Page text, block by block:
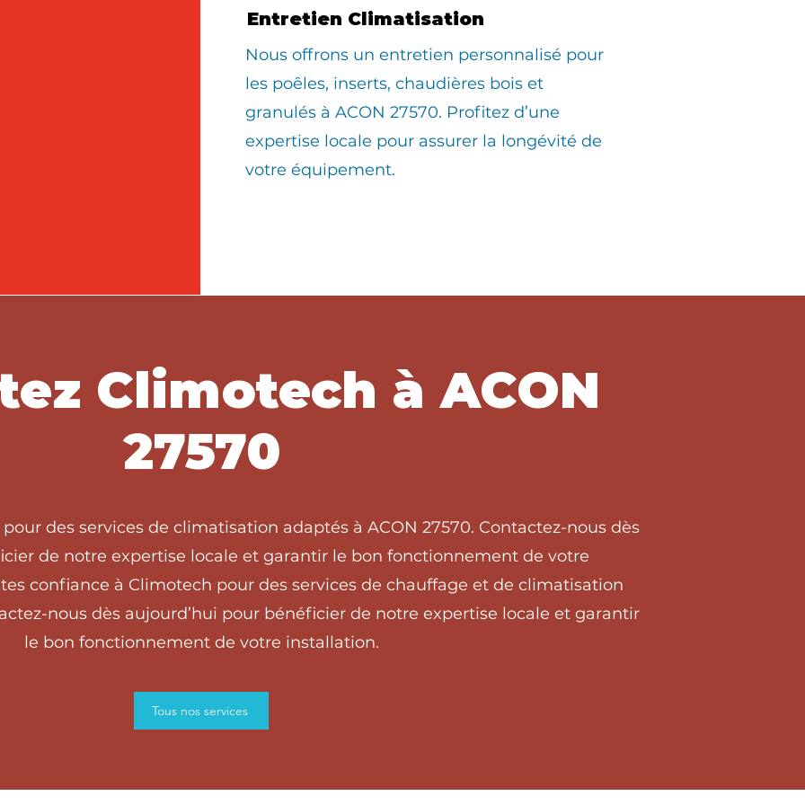
Entretien Climatisation
Nous offrons un entretien personnalisé pour
les poêles, inserts, chaudières bois et
granulés à ACON 27570. Profitez d’une
expertise locale pour assurer la longévité de
votre équipement.
Climotech à ACON
27570
des services de climatisation adaptés à ACON 27570. Contactez-nous dès
de notre expertise locale et garantir le bon fonctionnement de votre
confiance à Climotech pour des services de chauffage et de climatisation
nous dès aujourd’hui pour bénéficier de notre expertise locale et garantir
le bon fonctionnement de votre installation.
Tous nos services